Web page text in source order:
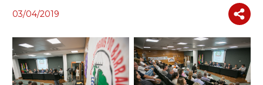
03/04/2019